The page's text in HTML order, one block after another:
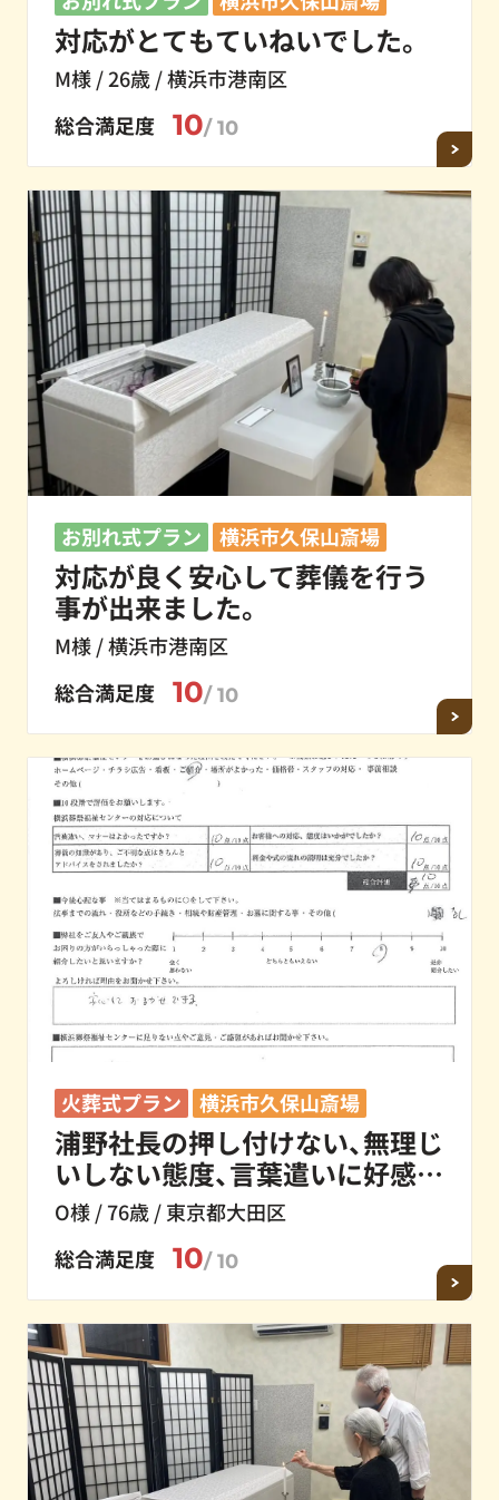
対応がとてもていねいでした。
M様 / 26歳 / 横浜市港南区
総合満足度
10/ 10
お別れ式プラン 横浜市久保山斎場
対応が良く安心して葬儀を行う
事が出来ました。
M様 / 横浜市港南区
総合満足度
10/ 10
火葬式プラン 横浜市久保山斎場
浦野社長の押し付けない、無理じ
いしない態度、言葉遣いに好感が
持てる。
O様 / 76歳 / 東京都大田区
総合満足度
10/ 10